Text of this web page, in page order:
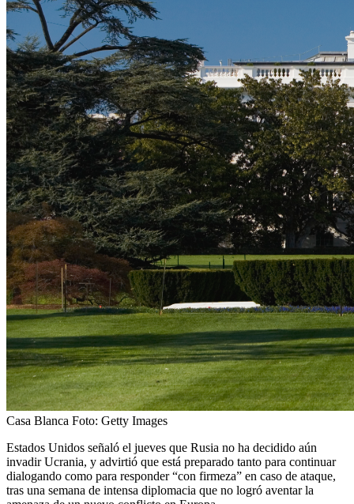
Casa Blanca Foto: Getty Images
Estados Unidos señaló el jueves que Rusia no ha decidido aún
invadir Ucrania, y advirtió que está preparado tanto para continuar
dialogando como para responder “con firmeza” en caso de ataque,
tras una semana de intensa diplomacia que no logró aventar la